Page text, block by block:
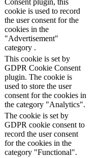
cookie is used to record
the user consent for the
cookies in the
"Advertisement"
category .
This cookie is set by
GDPR Cookie Consent
plugin. The cookie is
used to store the user
consent for the cookies in
the category "Analytics".
The cookie is set by
GDPR cookie consent to
record the user consent
for the cookies in the
category "Functional".